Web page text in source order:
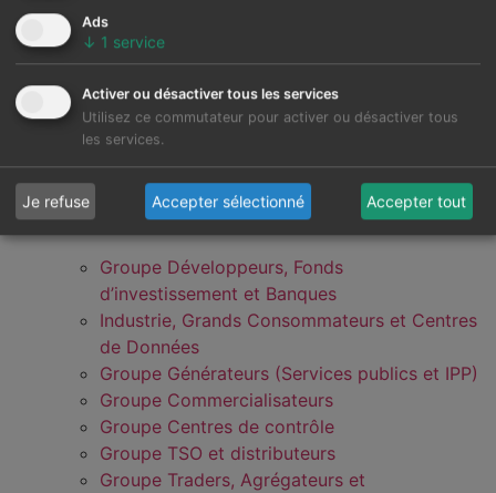
Groupe Développeurs, Fonds
d’investissement et Banques
Industrie, Grands Consommateurs et Centres
de Données
Groupe Générateurs (Services publics et IPP)
Groupe Commercialisateurs
Groupe Centres de contrôle
Groupe TSO et distributeurs
Groupe Traders, Agrégateurs et
Ads
↓ 1 service
Activer ou désactiver tous les services
Utilisez ce commutateur pour activer ou désactiver tous
les services.
Je refuse Accepter sélectionné Accepter tout